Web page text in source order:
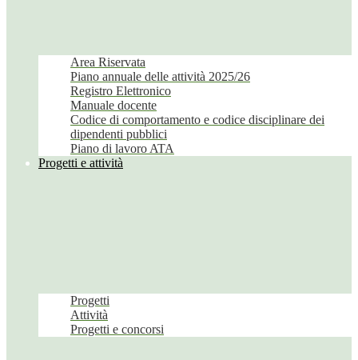
Area Riservata
Piano annuale delle attività 2025/26
Registro Elettronico
Manuale docente
Codice di comportamento e codice disciplinare dei
dipendenti pubblici
Piano di lavoro ATA
Progetti e attività
Progetti
Attività
Progetti e concorsi